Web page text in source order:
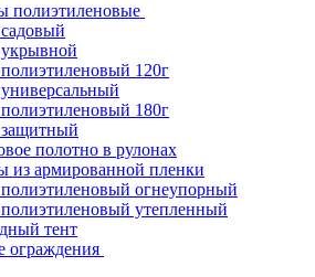
полиэтиленовые
120г
180г
полотно в рулонах
из армированной пленки
огнеупорный
утепленный
тент
ограждения